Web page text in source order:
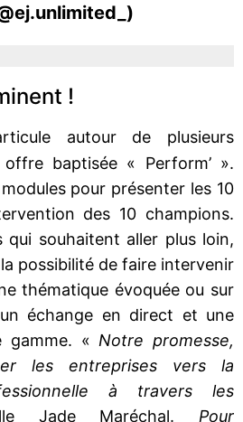
!
autour de plusieurs
baptisée « Perform’ ».
pour présenter les 10
des 10 champions.
qui souhaitent aller plus loin,
possibilité de faire intervenir
thématique évoquée ou sur
échange en direct et une
gamme. « Notre promesse,
les entreprises vers la
à travers les
Jade Maréchal. Pour